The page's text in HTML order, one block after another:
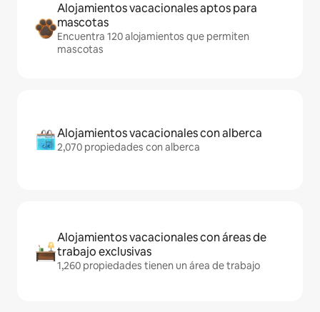
Alojamientos vacacionales aptos para
mascotas
Encuentra 120 alojamientos que permiten
mascotas
Alojamientos vacacionales con alberca
2,070 propiedades con alberca
Alojamientos vacacionales con áreas de
trabajo exclusivas
1,260 propiedades tienen un área de trabajo